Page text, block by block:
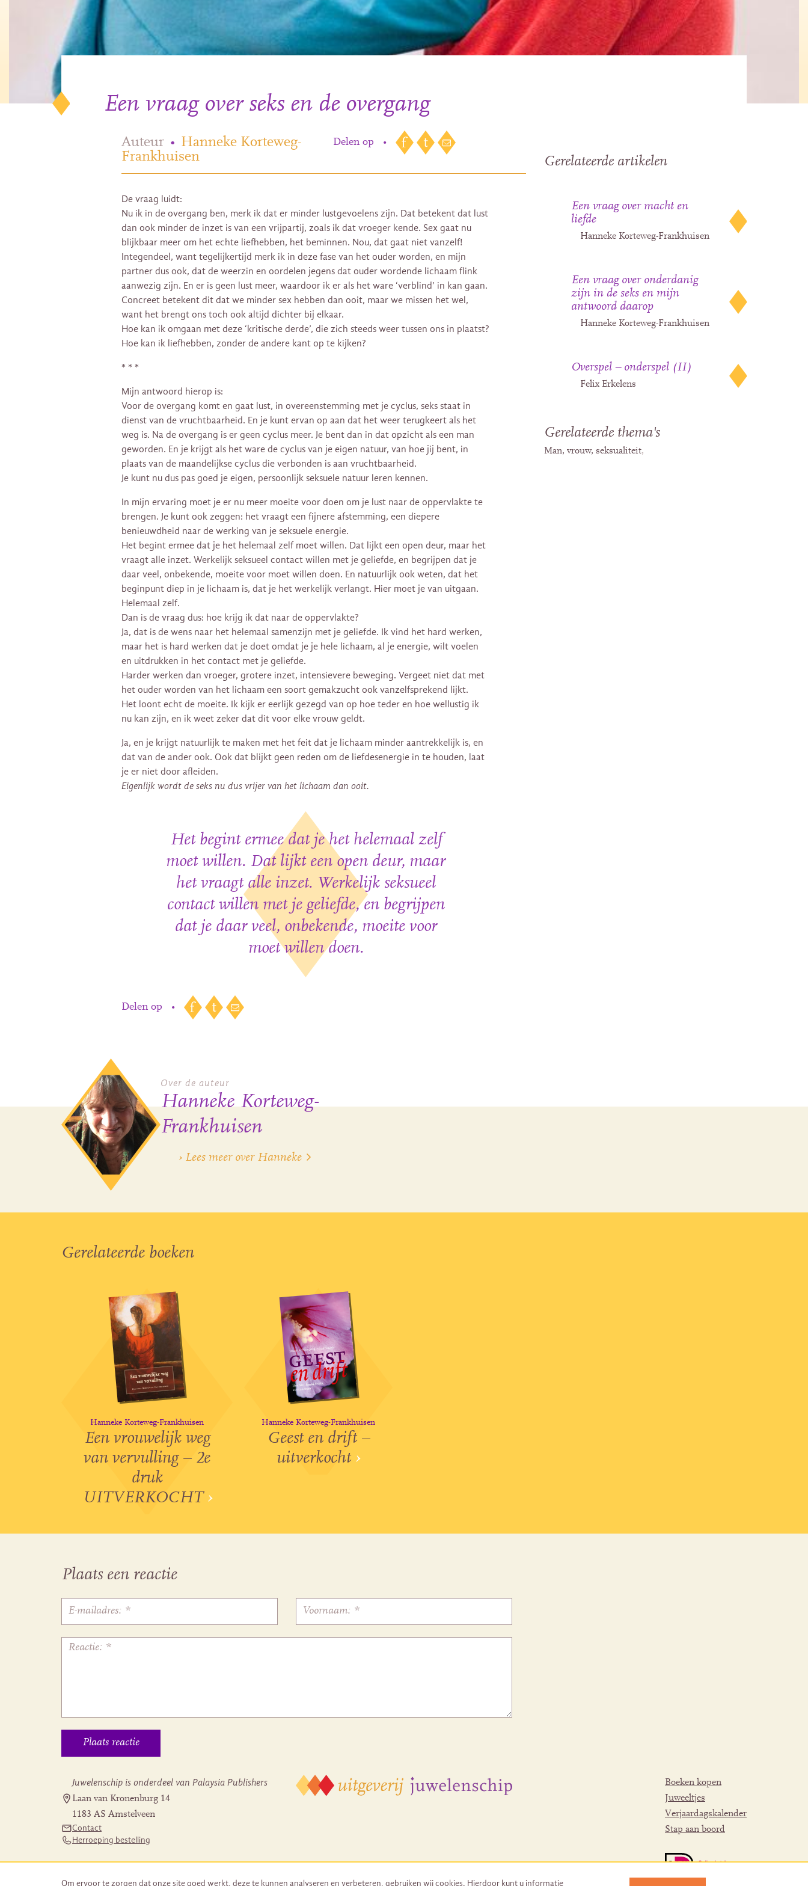
Een vraag over seks en de overgang
Auteur • Hanneke Korteweg-
Frankhuisen
Delen op •
De vraag luidt:
Nu ik in de overgang ben, merk ik dat er minder lustgevoelens zijn. Dat betekent dat lust
dan ook minder de inzet is van een vrijpartij, zoals ik dat vroeger kende. Sex gaat nu
blijkbaar meer om het echte liefhebben, het beminnen. Nou, dat gaat niet vanzelf!
Integendeel, want tegelijkertijd merk ik in deze fase van het ouder worden, en mijn
partner dus ook, dat de weerzin en oordelen jegens dat ouder wordende lichaam flink
aanwezig zijn. En er is geen lust meer, waardoor ik er als het ware ‘verblind’ in kan gaan.
Concreet betekent dit dat we minder sex hebben dan ooit, maar we missen het wel,
want het brengt ons toch ook altijd dichter bij elkaar.
Hoe kan ik omgaan met deze ‘kritische derde’, die zich steeds weer tussen ons in plaatst?
Hoe kan ik liefhebben, zonder de andere kant op te kijken?
* * *
Mijn antwoord hierop is:
Voor de overgang komt en gaat lust, in overeenstemming met je cyclus, seks staat in
dienst van de vruchtbaarheid. En je kunt ervan op aan dat het weer terugkeert als het
weg is. Na de overgang is er geen cyclus meer. Je bent dan in dat opzicht als een man
geworden. En je krijgt als het ware de cyclus van je eigen natuur, van hoe jij bent, in
plaats van de maandelijkse cyclus die verbonden is aan vruchtbaarheid.
Je kunt nu dus pas goed je eigen, persoonlijk seksuele natuur leren kennen.
In mijn ervaring moet je er nu meer moeite voor doen om je lust naar de oppervlakte te
brengen. Je kunt ook zeggen: het vraagt een fijnere afstemming, een diepere
benieuwdheid naar de werking van je seksuele energie.
Het begint ermee dat je het helemaal zelf moet willen. Dat lijkt een open deur, maar het
vraagt alle inzet. Werkelijk seksueel contact willen met je geliefde, en begrijpen dat je
daar veel, onbekende, moeite voor moet willen doen. En natuurlijk ook weten, dat het
beginpunt diep in je lichaam is, dat je het werkelijk verlangt. Hier moet je van uitgaan.
Helemaal zelf.
Dan is de vraag dus: hoe krijg ik dat naar de oppervlakte?
Ja, dat is de wens naar het helemaal samenzijn met je geliefde. Ik vind het hard werken,
maar het is hard werken dat je doet omdat je je hele lichaam, al je energie, wilt voelen
en uitdrukken in het contact met je geliefde.
Harder werken dan vroeger, grotere inzet, intensievere beweging. Vergeet niet dat met
het ouder worden van het lichaam een soort gemakzucht ook vanzelfsprekend lijkt.
Het loont echt de moeite. Ik kijk er eerlijk gezegd van op hoe teder en hoe wellustig ik
nu kan zijn, en ik weet zeker dat dit voor elke vrouw geldt.
Ja, en je krijgt natuurlijk te maken met het feit dat je lichaam minder aantrekkelijk is, en
dat van de ander ook. Ook dat blijkt geen reden om de liefdesenergie in te houden, laat
je er niet door afleiden.
Eigenlijk wordt de seks nu dus vrijer van het lichaam dan ooit.
Het begint ermee dat je het helemaal zelf
moet willen. Dat lijkt een open deur, maar
het vraagt alle inzet. Werkelijk seksueel
contact willen met je geliefde, en begrijpen
dat je daar veel, onbekende, moeite voor
moet willen doen.
Delen op •
Gerelateerde artikelen
Een vraag over macht en
liefde
Hanneke Korteweg-Frankhuisen
Een vraag over onderdanig
zijn in de seks en mijn
antwoord daarop
Hanneke Korteweg-Frankhuisen
Overspel – onderspel (II)
Felix Erkelens
Gerelateerde thema's
Man, vrouw, seksualiteit
Over de auteur
Hanneke Korteweg-
Frankhuisen
› Lees meer over Hanneke
Gerelateerde boeken
Hanneke Korteweg-Frankhuisen
Een vrouwelijk weg
van vervulling – 2e
druk
UITVERKOCHT ›
Hanneke Korteweg-Frankhuisen
Geest en drift –
uitverkocht ›
Plaats een reactie
Juwelenschip is onderdeel van Palaysia Publishers
Laan van Kronenburg 14
1183 AS Amstelveen
Contact
Herroeping bestelling
Boeken kopen
Juweeltjes
Verjaardagskalender
Stap aan boord
Om ervoor te zorgen dat onze site goed werkt, deze te kunnen analyseren en verbeteren, gebruiken wij cookies. Hierdoor kunt u informatie